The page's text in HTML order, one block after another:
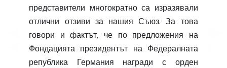
представители многократно са изразявали
отлични отзиви за нашия Съюз. За това
говори и фактът, че по предложения на
Фондацията президентът на Федералната
република Германия награди с орден